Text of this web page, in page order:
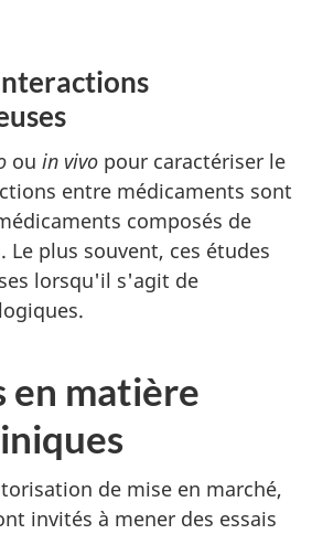
ou in vivo pour caractériser le
entre médicaments sont
composés de
Le plus souvent, ces études
lorsqu'il s'agit de
en matière
de mise en marché,
invités à mener des essais